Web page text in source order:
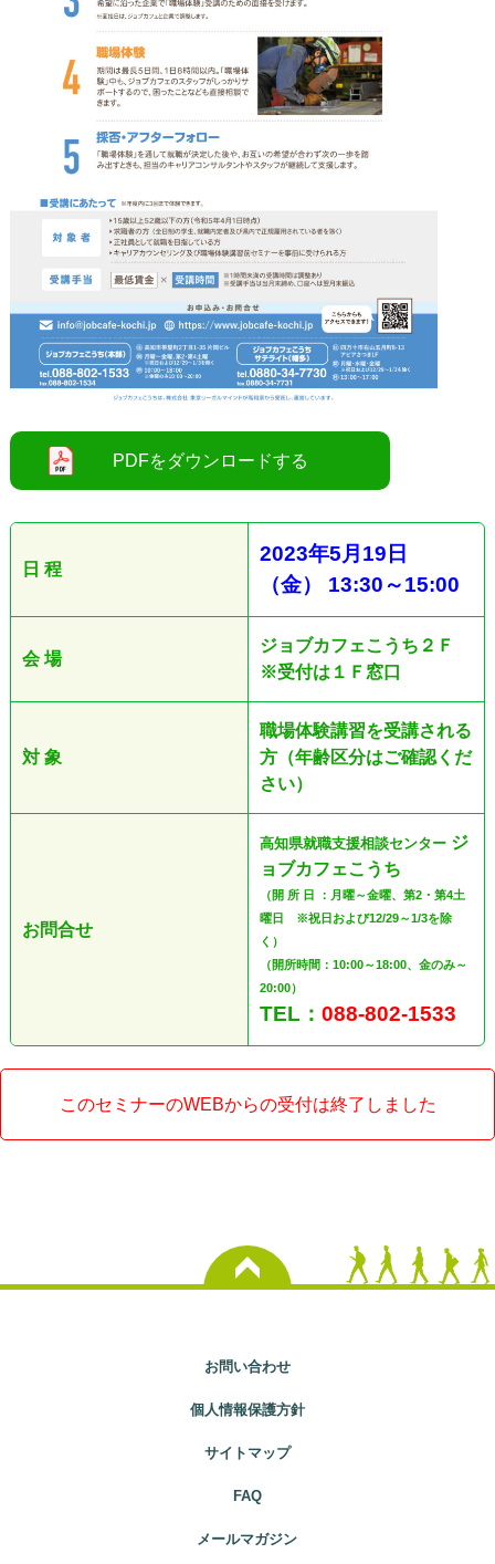
日 程
2023年5月19 日
（金） 13:30 ～15:00
会 場
ジョブカフェこうち２Ｆ
※受付は１Ｆ窓口
対 象
職場体験講習を受講される
方（年齢区分はご確認くだ
さい）
お問合せ
高知県就職支援相談センター ジ
ョブカフェこうち
（開 所 日 ：月曜～金曜、第2・第4土
曜日 ※祝日および12/29～1/3を除
く）
（開所時間：10:00～18:00、金のみ～
20:00）
TEL： 088-802-1533
このセミナーのWEBからの受付は終了しました
お問い合わせ
個人情報保護方針
サイトマップ
FAQ
メールマガジン